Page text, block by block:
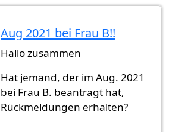
Aug 2021 bei Frau B!!
Hallo zusammen
Hat jemand, der im Aug. 2021
bei Frau B. beantragt hat,
Rückmeldungen erhalten?